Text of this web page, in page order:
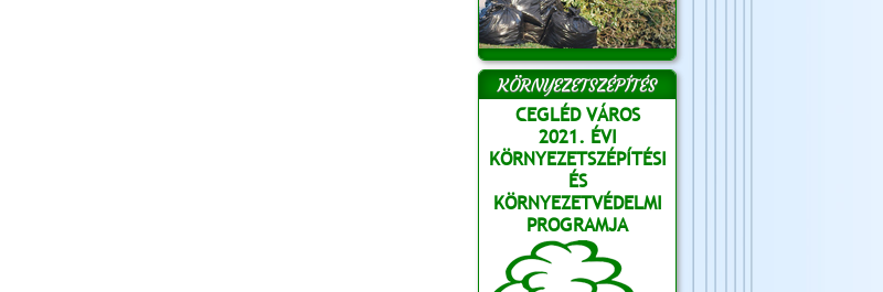
KÖRNYEZETSZÉPÍTÉS
CEGLÉD VÁROS
2021. ÉVI
KÖRNYEZETSZÉPÍTÉSI
ÉS
KÖRNYEZETVÉDELMI
PROGRAMJA